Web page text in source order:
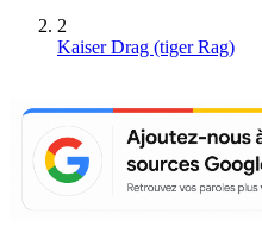
2
Kaiser Drag (tiger Rag)